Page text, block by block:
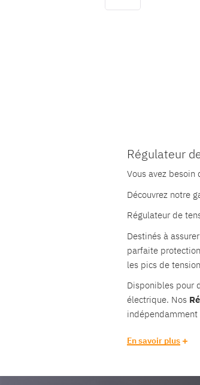
Régulateur
Vous avez besoin
Découvrez notre
Régulateur de
Destinés à
parfaite
les pics de
Disponibles pour
électrique. Nos
En savoir plus